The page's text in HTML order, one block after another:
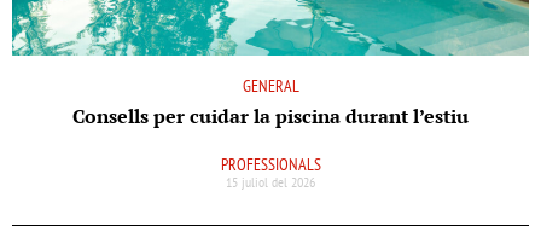
GENERAL
Consells per cuidar la piscina durant l’estiu
PROFESSIONALS
15 juliol del 2026